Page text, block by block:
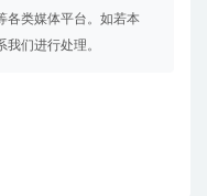
各类媒体平台。如若本
们进行处理。